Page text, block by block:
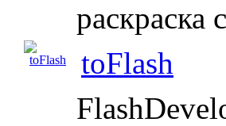
toFlash